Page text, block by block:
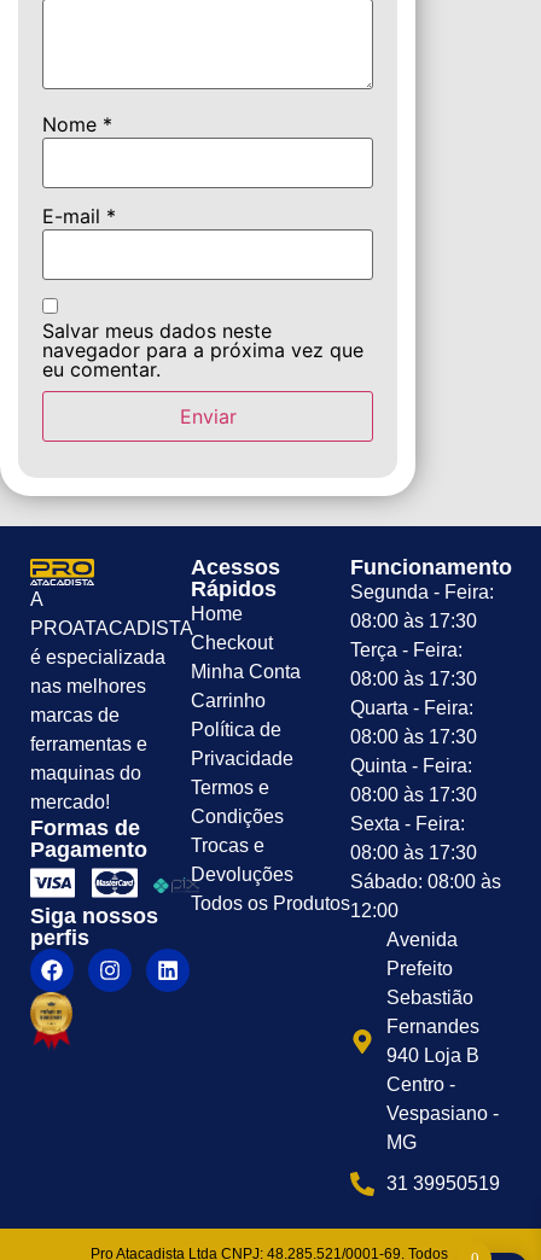
Nome *
E-mail *
Salvar meus dados neste
navegador para a próxima vez que
eu comentar.
A
PROATACADISTA
é especializada
nas melhores
marcas de
ferramentas e
maquinas do
mercado!
Formas de
Pagamento
Siga nossos
perfis
Acessos
Rápidos
Home
Checkout
Minha Conta
Carrinho
Política de
Privacidade
Termos e
Condições
Trocas e
Devoluções
Todos os Produtos
Funcionamento
Segunda - Feira:
08:00 às 17:30
Terça - Feira:
08:00 às 17:30
Quarta - Feira:
08:00 às 17:30
Quinta - Feira:
08:00 às 17:30
Sexta - Feira:
08:00 às 17:30
Sábado: 08:00 às
12:00
Avenida
Prefeito
Sebastião
Fernandes
940 Loja B
Centro -
Vespasiano -
MG
31 39950519
Pro Atacadista Ltda CNPJ: 48.285.521/0001-69. Todos